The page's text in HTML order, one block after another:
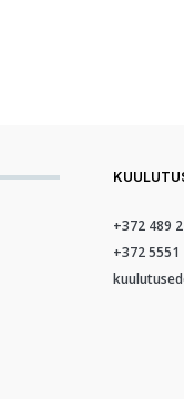
+372 489
+372 5551